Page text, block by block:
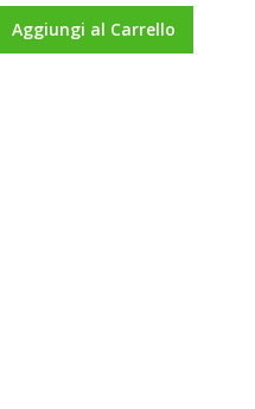
Aggiungi al Carrello